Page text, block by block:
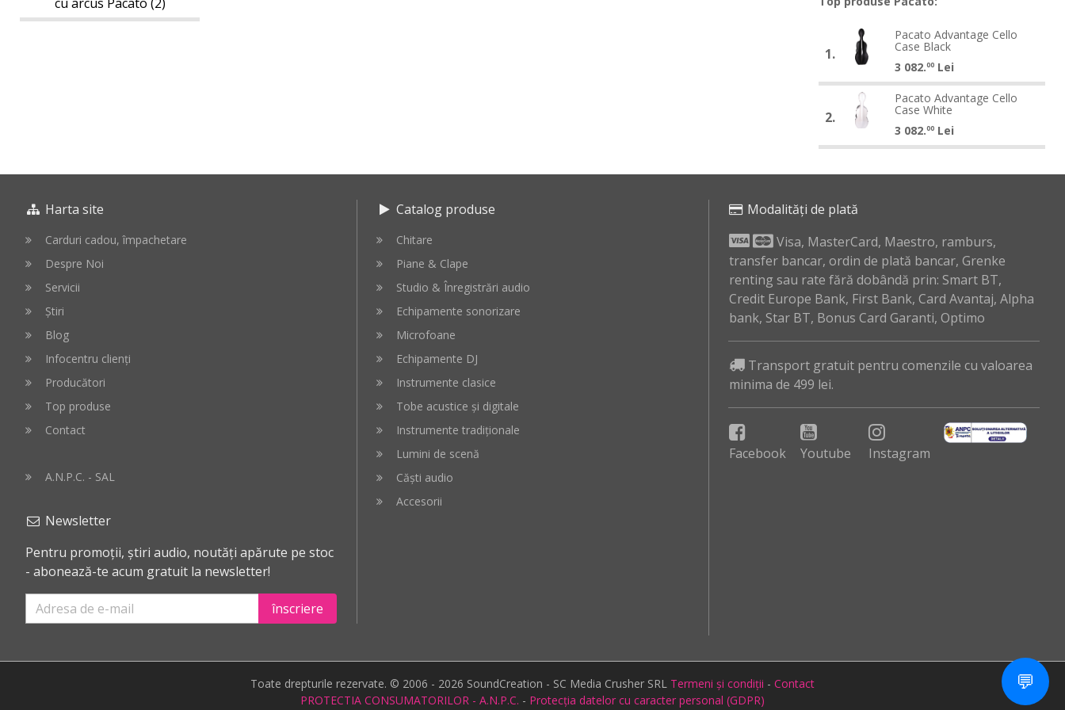
Advantage
Case
1.
Pacato
Advantage
Case
Black
Pacato Advantage Cello
Case Black
3 082.00 Lei
Advantage
Case
White
2.
Pacato
Advantage
White
Pacato Advantage Cello
Case White
3 082.00 Lei
Harta site
Carduri cadou, împachetare
Despre Noi
Servicii
Știri
Blog
Infocentru clienți
Producători
Top produse
Contact
A.N.P.C. - SAL
Newsletter
Pentru promoții, știri audio, noutăți apărute pe stoc
- abonează-te acum gratuit la newsletter!
înscriere
Catalog produse
Chitare
Piane & Clape
Studio & Înregistrări audio
Echipamente sonorizare
Microfoane
Echipamente DJ
Instrumente clasice
Tobe acustice și digitale
Instrumente tradiționale
Lumini de scenă
Căști audio
Accesorii
Modalități de plată
Visa, MasterCard, Maestro, ramburs,
transfer bancar, ordin de plată bancar, Grenke
renting sau rate fără dobândă prin: Smart BT,
Credit Europe Bank, First Bank, Card Avantaj, Alpha
bank, Star BT, Bonus Card Garanti, Optimo
Transport gratuit pentru comenzile cu valoarea
minima de 499 lei.
Facebook Youtube Instagram
Toate drepturile rezervate. © 2006 - 2026 SoundCreation - SC Media Crusher SRL Termeni și condiții - Contact
PROTECTIA CONSUMATORILOR - A.N.P.C. - Protecția datelor cu caracter personal (GDPR)
💬